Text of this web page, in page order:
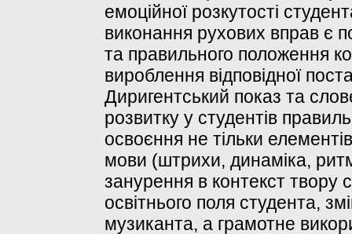
емоційної розкутості
виконання рухових вправ є
та правильного положення
вироблення відповідної
Диригентський показ та
розвитку у студентів
освоєння не тільки
мови (штрихи, динаміка,
занурення в контекст
освітнього поля студента,
музиканта, а грамотне